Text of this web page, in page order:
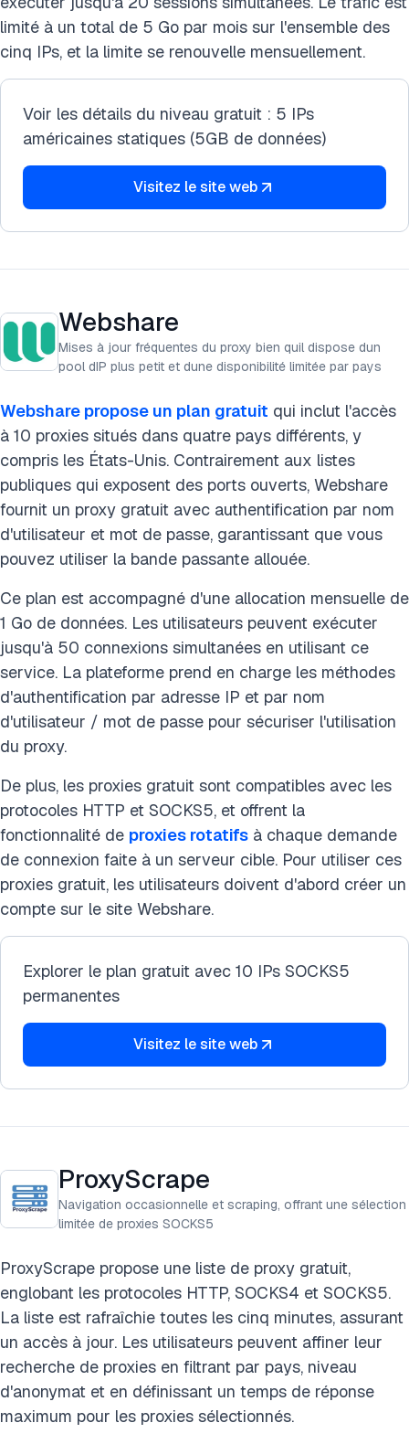
limité à un total de 5 Go par mois sur l'ensemble des
cinq IPs, et la limite se renouvelle mensuellement.
Voir les détails du niveau gratuit : 5 IPs
américaines statiques (5GB de données)
Visitez le site web
Webshare
Mises à jour fréquentes du proxy bien quil dispose dun
pool dIP plus petit et dune disponibilité limitée par pays
Webshare propose un plan gratuit qui inclut l'accès
à 10 proxies situés dans quatre pays différents, y
compris les États-Unis. Contrairement aux listes
publiques qui exposent des ports ouverts, Webshare
fournit un proxy gratuit avec authentification par nom
d'utilisateur et mot de passe, garantissant que vous
pouvez utiliser la bande passante allouée.
Ce plan est accompagné d'une allocation mensuelle de
1 Go de données. Les utilisateurs peuvent exécuter
jusqu'à 50 connexions simultanées en utilisant ce
service. La plateforme prend en charge les méthodes
d'authentification par adresse IP et par nom
d'utilisateur / mot de passe pour sécuriser l'utilisation
du proxy.
De plus, les proxies gratuit sont compatibles avec les
protocoles HTTP et SOCKS5, et offrent la
fonctionnalité de proxies rotatifs à chaque demande
de connexion faite à un serveur cible. Pour utiliser ces
proxies gratuit, les utilisateurs doivent d'abord créer un
compte sur le site Webshare.
Explorer le plan gratuit avec 10 IPs SOCKS5
permanentes
Visitez le site web
ProxyScrape
Navigation occasionnelle et scraping, offrant une sélection
limitée de proxies SOCKS5
ProxyScrape propose une liste de proxy gratuit,
englobant les protocoles HTTP, SOCKS4 et SOCKS5.
La liste est rafraîchie toutes les cinq minutes, assurant
un accès à jour. Les utilisateurs peuvent affiner leur
recherche de proxies en filtrant par pays, niveau
d'anonymat et en définissant un temps de réponse
maximum pour les proxies sélectionnés.